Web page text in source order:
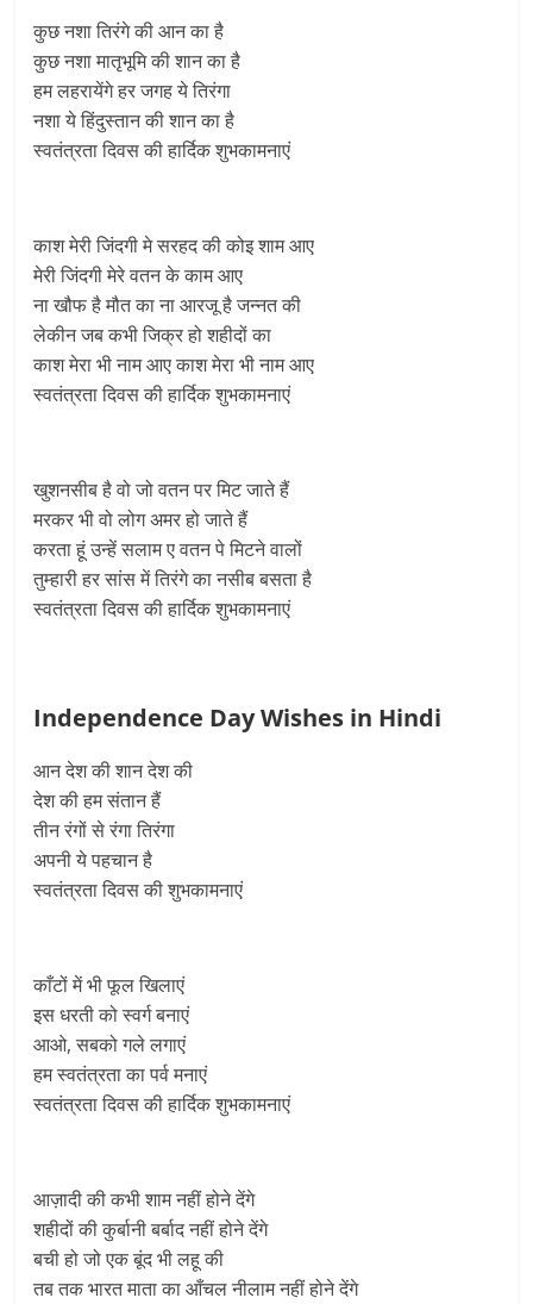
कुछ नशा तिरंगे की आन का है
कुछ नशा मातृभूमि की शान का है
हम लहरायेंगे हर जगह ये तिरंगा
नशा ये हिंदुस्तान की शान का है
स्वतंत्रता दिवस की हार्दिक शुभकामनाएं
काश मेरी जिंदगी मे सरहद की कोइ शाम आए
मेरी जिंदगी मेरे वतन के काम आए
ना खौफ है मौत का ना आरजू है जन्नत की
लेकीन जब कभी जिक्र हो शहीदों का
काश मेरा भी नाम आए काश मेरा भी नाम आए
स्वतंत्रता दिवस की हार्दिक शुभकामनाएं
खुशनसीब है वो जो वतन पर मिट जाते हैं
मरकर भी वो लोग अमर हो जाते हैं
करता हूं उन्हें सलाम ए वतन पे मिटने वालों
तुम्हारी हर सांस में तिरंगे का नसीब बसता है
स्वतंत्रता दिवस की हार्दिक शुभकामनाएं
Independence Day Wishes in Hindi
आन देश की शान देश की
देश की हम संतान हैं
तीन रंगों से रंगा तिरंगा
अपनी ये पहचान है
स्वतंत्रता दिवस की शुभकामनाएं
काँटों में भी फूल खिलाएं
इस धरती को स्वर्ग बनाएं
आओ, सबको गले लगाएं
हम स्वतंत्रता का पर्व मनाएं
स्वतंत्रता दिवस की हार्दिक शुभकामनाएं
आज़ादी की कभी शाम नहीं होने देंगे
शहीदों की कुर्बानी बर्बाद नहीं होने देंगे
बची हो जो एक बूंद भी लहू की
तब तक भारत माता का आँचल नीलाम नहीं होने देंगे